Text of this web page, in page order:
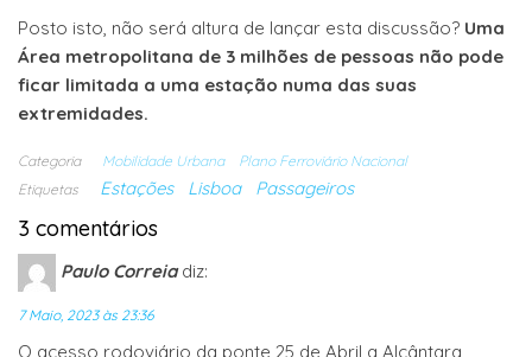
Posto isto, não será altura de lançar esta discussão? Uma
Área metropolitana de 3 milhões de pessoas não pode
ficar limitada a uma estação numa das suas
extremidades.
Categoria Mobilidade Urbana
Plano Ferroviário Nacional
Etiquetas
Estações Lisboa Passageiros
3 comentários
Paulo Correia diz:
7 Maio, 2023 às 23:36
O acesso rodoviário da ponte 25 de Abril a Alcântara